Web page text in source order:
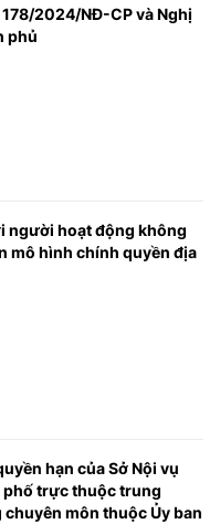
2024/NĐ-CP và Nghị
phủ
người hoạt động không
mô hình chính quyền địa
hạn của Sở Nội vụ
phố trực thuộc trung
môn thuộc Ủy ban